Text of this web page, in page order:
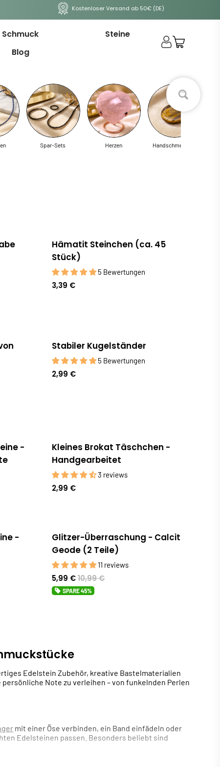
Kostenloser Versand ab 50€ (DE)
Schmuck
Steine
Blog
Spar-Sets Herzen Handschmeichler
Hämatit Steinchen (ca. 45
Stück)
5 Bewertungen
3,39 €
Stabiler Kugelständer
5 Bewertungen
2,99 €
-
Kleines Brokat Täschchen -
Handgearbeitet
3 reviews
2,99 €
-
Sale
Glitzer-Überraschung - Calcit
Geode (2 Teile)
11 reviews
10,99 €
5,99 €
SPARE45%
Edelstein Zubehör, kreative Bastelmaterialien
Note zu verleihen – von funkelnden Perlen
mit einer Öse verbinden, ein Band einfädeln oder
Edelsteinen passen. Besonders beliebt sind